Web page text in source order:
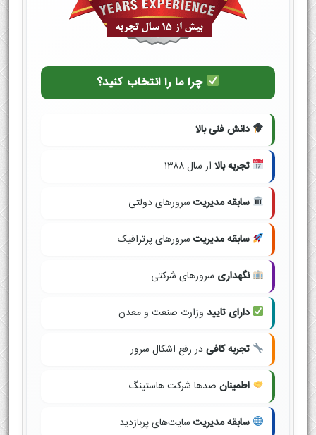
چرا ما را انتخاب کنید؟
دانش فنی بالا
تجربه بالا از سال ۱۳۸۸
سابقه مدیریت سرورهای دولتی
سابقه مدیریت سرورهای پرترافیک
نگهداری سرورهای شرکتی
دارای تایید وزارت صنعت و معدن
تجربه کافیدر رفع اشکال سرور
اطمینان صدها شرکت هاستینگ
سابقه مدیریت سایت‌های پربازدید